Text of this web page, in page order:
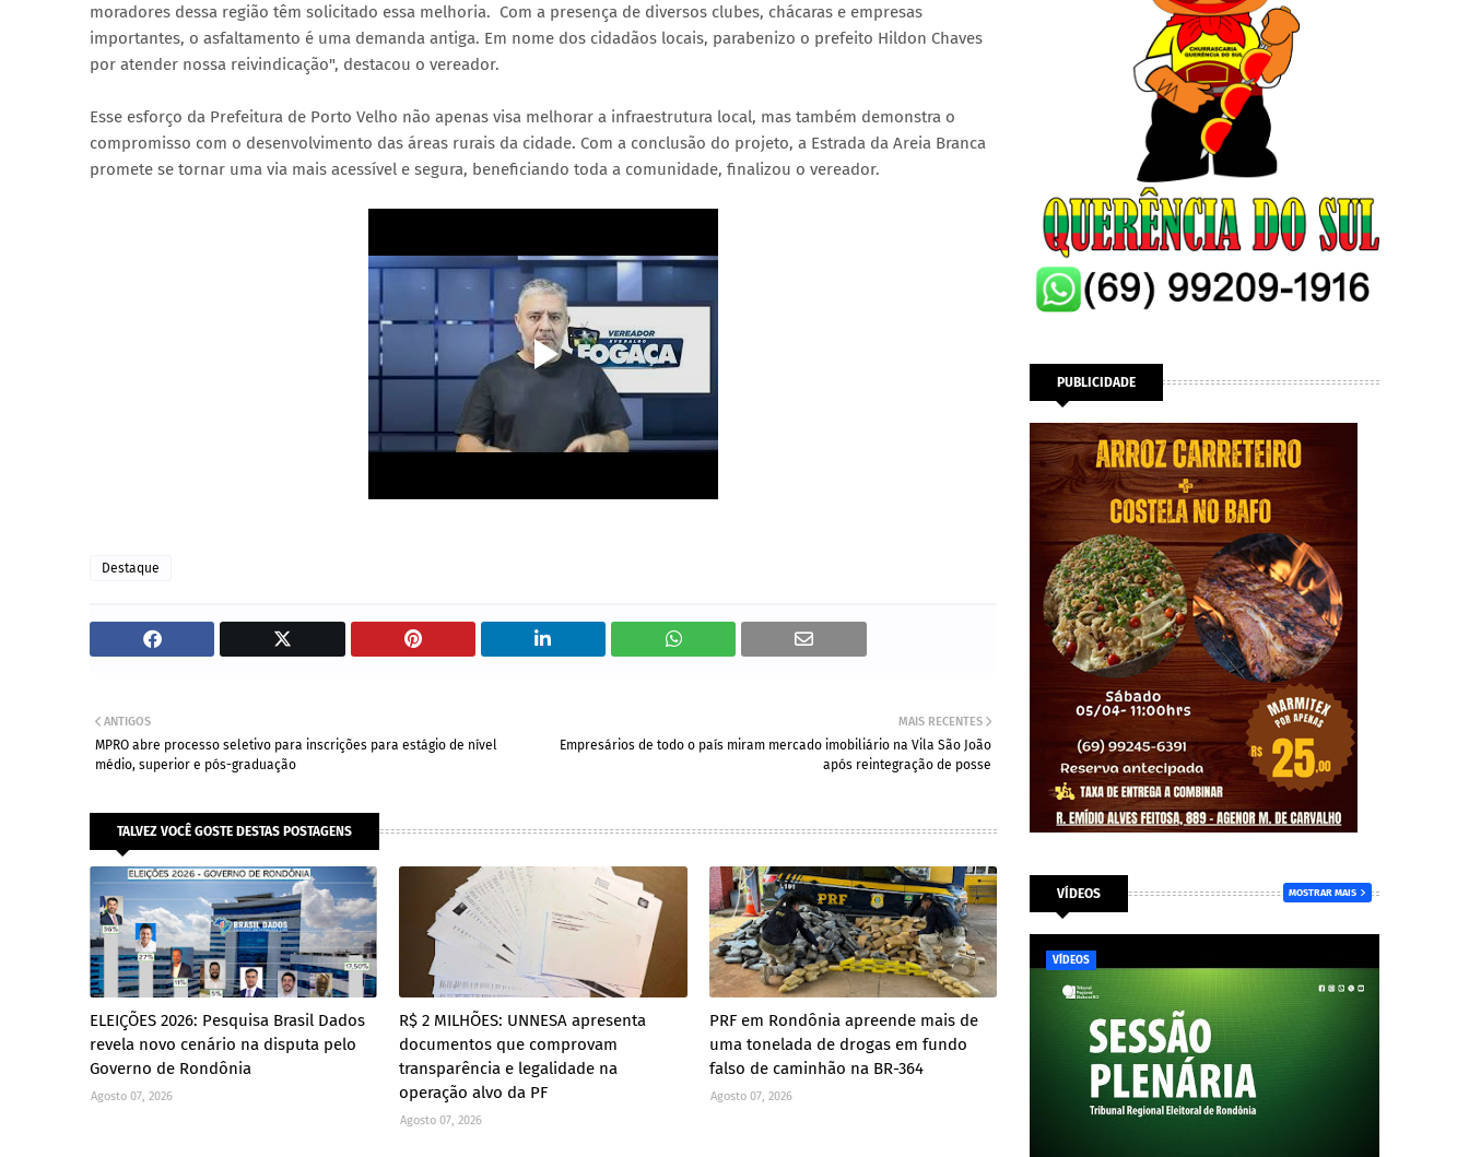
moradores dessa região têm solicitado essa melhoria. Com a presença de diversos clubes, chácaras e empresas
importantes, o asfaltamento é uma demanda antiga. Em nome dos cidadãos locais, parabenizo o prefeito Hildon Chaves
por atender nossa reivindicação", destacou o vereador.
Esse esforço da Prefeitura de Porto Velho não apenas visa melhorar a infraestrutura local, mas também demonstra o
compromisso com o desenvolvimento das áreas rurais da cidade. Com a conclusão do projeto, a Estrada da Areia Branca
promete se tornar uma via mais acessível e segura, beneficiando toda a comunidade, finalizou o vereador.
Destaque
MAIS RECENTES
Empresários de todo o país miram mercado imobiliário na Vila São João
após reintegração de posse
ANTIGOS
MPRO abre processo seletivo para inscrições para estágio de nível
médio, superior e pós-graduação
TALVEZ VOCÊ GOSTE DESTAS POSTAGENS
ELEIÇÕES 2026: Pesquisa Brasil Dados
revela novo cenário na disputa pelo
Governo de Rondônia
Agosto 07, 2026
R$ 2 MILHÕES: UNNESA apresenta
documentos que comprovam
transparência e legalidade na
operação alvo da PF
Agosto 07, 2026
PRF em Rondônia apreende mais de
uma tonelada de drogas em fundo
falso de caminhão na BR-364
Agosto 07, 2026
PUBLICIDADE
VÍDEOS MOSTRAR MAIS
VÍDEOS